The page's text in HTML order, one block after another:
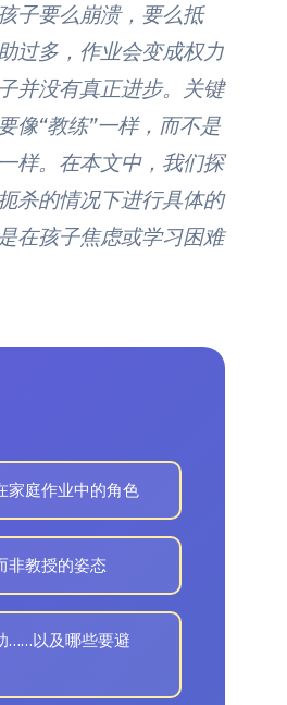
子要么崩溃，要么抵
过多，作业会变成权力
并没有真正进步。关键
像“教练”一样，而不是
样。在本文中，我们探
杀的情况下进行具体的
在孩子焦虑或学习困难
家庭作业中的角色
非教授的姿态
……以及哪些要避